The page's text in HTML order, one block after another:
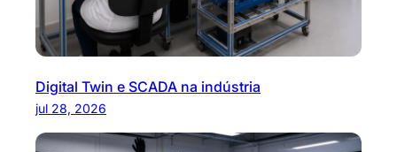
Digital Twin e SCADA na indústria
jul 28, 2026